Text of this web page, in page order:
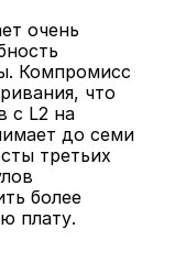
очень
Компромисс
что
с L2 на
до семи
третьих
более
плату.